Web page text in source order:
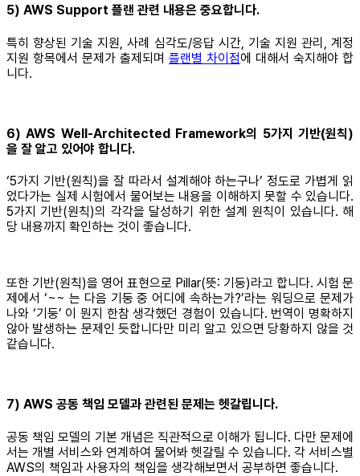
5) AWS Support 플랜 관련 내용은 중요합니다.
특히 향상된 기술 지원, 사례 심각도/응답 시간, 기술 지원 관리, 계정
지원 항목에서 문제가 출제되며 플랜별 차이점에 대해서 숙지해야 합
니다.
6) AWS Well-Architected Framework의 5가지 기반(원칙)
을 잘 알고 있어야 합니다.
‘5가지 기반(원칙)을 잘 따라서 설계해야 하는구나’ 정도로 가볍게 읽
었다가는 실제 시험에서 물어보는 내용을 이해하지 못할 수 있습니다.
5가지 기반(원칙)의 각각을 달성하기 위한 설계 원칙이 있습니다. 해
당 내용까지 확인하는 것이 좋습니다.
또한 기반(원칙)을 영어 표현으로 Pillar(뜻: 기둥)라고 합니다. 시험 문
제에서 ‘~~ 는 다음 기둥 중 어디에 속하는가?’라는 워딩으로 문제가
나와 ‘기둥’ 이 뭔지 한참 생각했던 경험이 있습니다. 번역이 명확하지
않아 발생하는 문제인 듯합니다만 미리 알고 있으면 당황하지 않을 것
같습니다.
7) AWS 공동 책임 모델과 관련된 문제는 헷갈립니다.
공동 책임 모델의 기본 개념은 직관적으로 이해가 됩니다. 다만 문제에
서는 개별 서비스와 연계하여 물어봐 헷갈릴 수 있습니다. 각 서비스별
AWS의 책임과 사용자의 책임을 생각해보면서 공부하면 좋습니다.